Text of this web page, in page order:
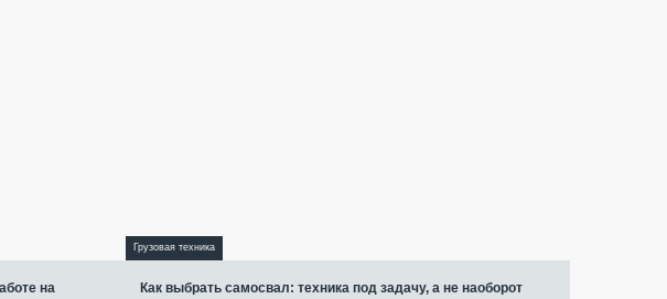
на
Грузовая техника
Как выбрать самосвал: техника под задачу, а не наоборот